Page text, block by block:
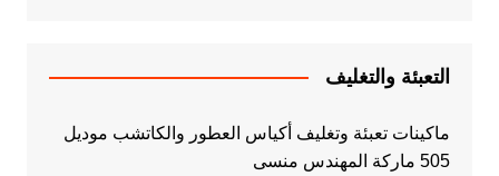
التعبئة والتغليف
ماكينات تعبئة وتغليف أكياس العطور والكاتشب موديل
505 ماركة المهندس منسى